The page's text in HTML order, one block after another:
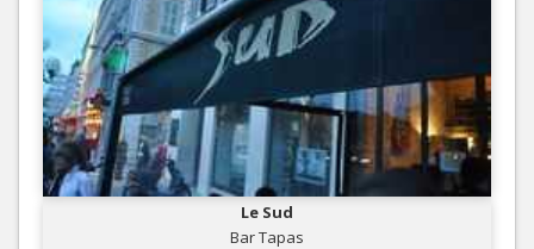
Le Sud
Bar Tapas